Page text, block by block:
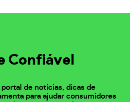
Confiável
de notícias, dicas de
para ajudar consumidores